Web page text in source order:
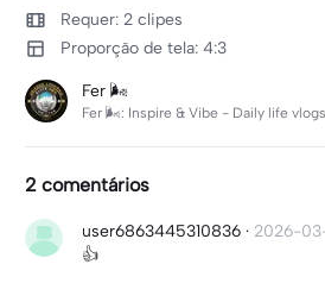
Requer: 2 clipes
Proporção de tela: 4:3
Fer 🌬
Fer 🌬: Inspire & Vibe - Daily life
2 comentários
user6863445310836 · 2026-03-
👍